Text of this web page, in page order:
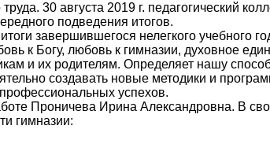
30 августа 2019 г. педагогический
подведения итогов.
завершившегося нелегкого учебного
к Богу, любовь к гимназии, духовное
и их родителям. Определяет нашу
создавать новые методики и
успехов.
Проничева Ирина Александровна. В
гимназии: